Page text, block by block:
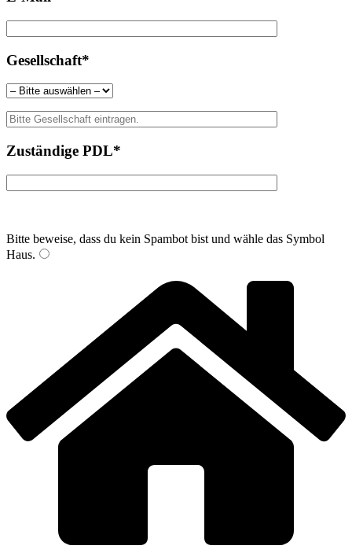
Gesellschaft*
Zuständige PDL*
Bitte beweise, dass du kein Spambot bist und wähle das Symbol
Haus.